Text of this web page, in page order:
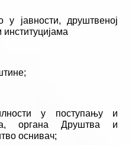
јавности, друштвеној
у поступању и
органа Друштва и
оснивач;